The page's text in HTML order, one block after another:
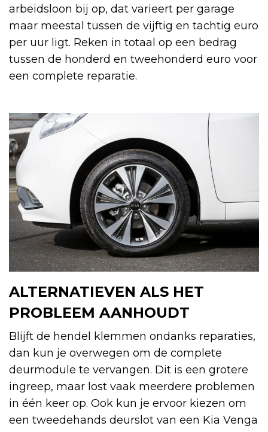
arbeidsloon bij op, dat varieert per garage
maar meestal tussen de vijftig en tachtig euro
per uur ligt. Reken in totaal op een bedrag
tussen de honderd en tweehonderd euro voor
een complete reparatie.
ALTERNATIEVEN ALS HET
PROBLEEM AANHOUDT
Blijft de hendel klemmen ondanks reparaties,
dan kun je overwegen om de complete
deurmodule te vervangen. Dit is een grotere
ingreep, maar lost vaak meerdere problemen
in één keer op. Ook kun je ervoor kiezen om
een tweedehands deurslot van een Kia Venga